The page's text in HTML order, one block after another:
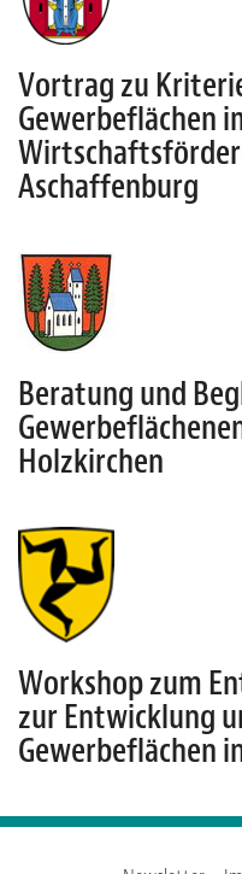
Vortrag zu
Gewerbeflächen
Aschaffenburg
Beratung und
Holzkirchen
Workshop zum
zur Entwicklung
Gewerbeflächen